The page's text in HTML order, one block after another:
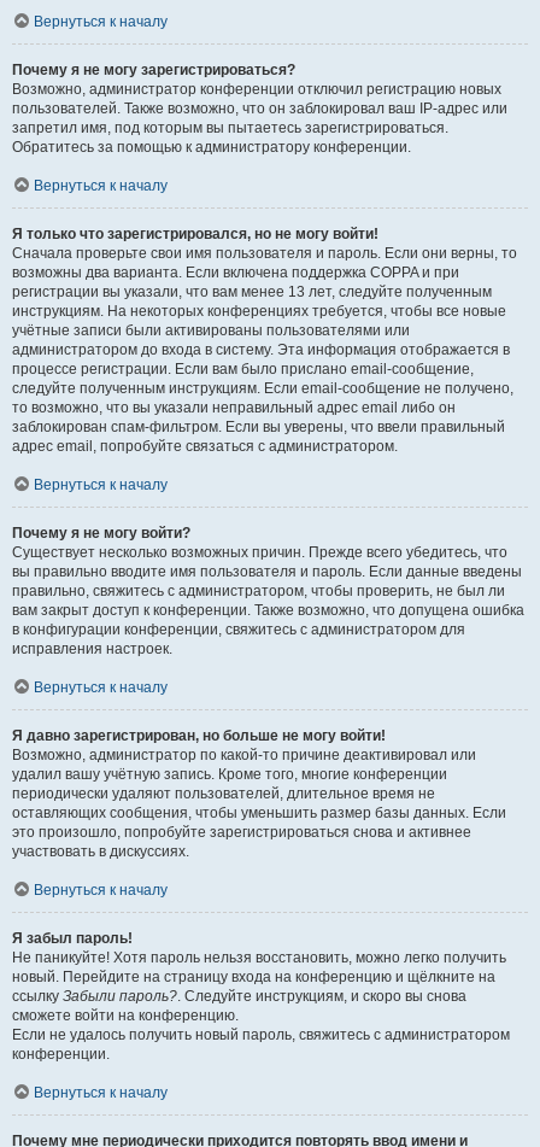
Вернуться к началу
Почему я не могу зарегистрироваться?
Возможно, администратор конференции отключил регистрацию новых
пользователей. Также возможно, что он заблокировал ваш IP-адрес или
запретил имя, под которым вы пытаетесь зарегистрироваться.
Обратитесь за помощью к администратору конференции.
Вернуться к началу
Я только что зарегистрировался, но не могу войти!
Сначала проверьте свои имя пользователя и пароль. Если они верны, то
возможны два варианта. Если включена поддержка COPPA и при
регистрации вы указали, что вам менее 13 лет, следуйте полученным
инструкциям. На некоторых конференциях требуется, чтобы все новые
учётные записи были активированы пользователями или
администратором до входа в систему. Эта информация отображается в
процессе регистрации. Если вам было прислано email-сообщение,
следуйте полученным инструкциям. Если email-сообщение не получено,
то возможно, что вы указали неправильный адрес email либо он
заблокирован спам-фильтром. Если вы уверены, что ввели правильный
адрес email, попробуйте связаться с администратором.
Вернуться к началу
Почему я не могу войти?
Существует несколько возможных причин. Прежде всего убедитесь, что
вы правильно вводите имя пользователя и пароль. Если данные введены
правильно, свяжитесь с администратором, чтобы проверить, не был ли
вам закрыт доступ к конференции. Также возможно, что допущена ошибка
в конфигурации конференции, свяжитесь с администратором для
исправления настроек.
Вернуться к началу
Я давно зарегистрирован, но больше не могу войти!
Возможно, администратор по какой-то причине деактивировал или
удалил вашу учётную запись. Кроме того, многие конференции
периодически удаляют пользователей, длительное время не
оставляющих сообщения, чтобы уменьшить размер базы данных. Если
это произошло, попробуйте зарегистрироваться снова и активнее
участвовать в дискуссиях.
Вернуться к началу
Я забыл пароль!
Не паникуйте! Хотя пароль нельзя восстановить, можно легко получить
новый. Перейдите на страницу входа на конференцию и щёлкните на
ссылку Забыли пароль?. Следуйте инструкциям, и скоро вы снова
сможете войти на конференцию.
Если не удалось получить новый пароль, свяжитесь с администратором
конференции.
Вернуться к началу
Почему мне периодически приходится повторять ввод имени и